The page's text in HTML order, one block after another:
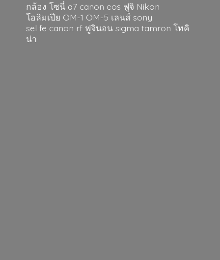
กล้อง โซนี่ a7 canon eos ฟูจิ Nikon
โอลิมเปีย OM-1 OM-5 เลนส์ sony
sel fe canon rf ฟูจินอน sigma tamron โทคิ
น่า